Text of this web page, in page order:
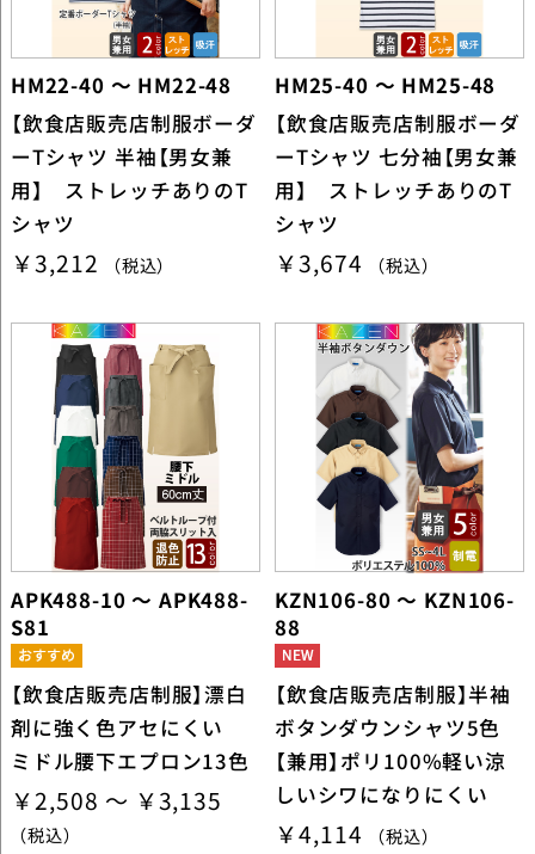
HM22-40 ～ HM22-48
【飲食店販売店制服ボーダ
ーTシャツ 半袖【男女兼
用】 ストレッチありのT
シャツ
￥3,212 （税込）
HM25-40 ～ HM25-48
【飲食店販売店制服ボーダ
ーTシャツ 七分袖【男女兼
用】 ストレッチありのT
シャツ
￥3,674 （税込）
APK488-10 ～ APK488-
S81
【飲食店販売店制服】漂白
剤に強く色アセにくい
ミドル腰下エプロン13色
￥2,508 ～ ￥3,135
（税込）
KZN106-80 ～ KZN106-
88
【飲食店販売店制服】半袖
ボタンダウンシャツ5色
【兼用】ポリ100%軽い涼
しいシワになりにくい
￥4,114 （税込）